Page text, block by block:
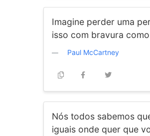
Imagine perder uma
isso com bravura
Paul McCartney
Nós todos sabemos
iguais onde quer que